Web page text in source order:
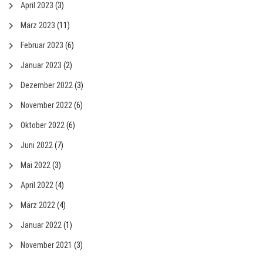
April 2023 (3)
März 2023 (11)
Februar 2023 (6)
Januar 2023 (2)
Dezember 2022(3)
November 2022(6)
Oktober 2022(6)
Juni 2022(7)
Mai 2022(3)
April 2022(4)
März 2022(4)
Januar 2022(1)
November 2021 (3)